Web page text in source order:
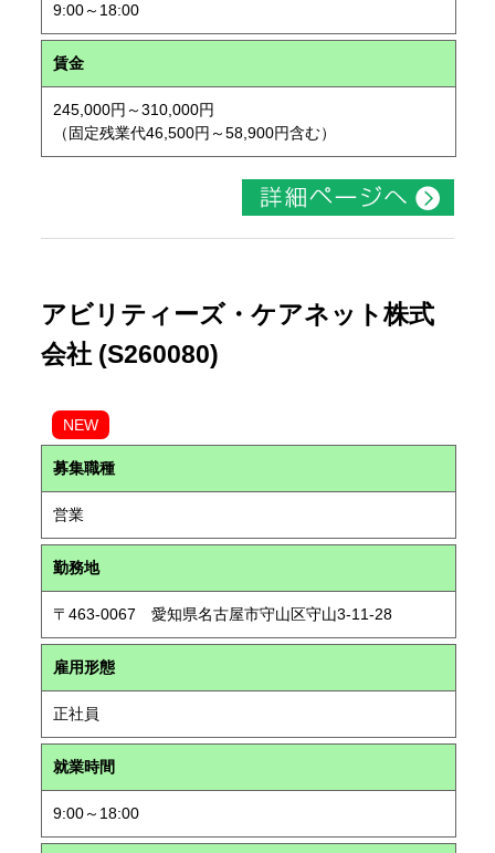
9:00～18:00
賃金
245,000円～310,000円
（固定残業代46,500円～58,900円含む）
アビリティーズ・ケアネット株式
会社 (S260080)
NEW
募集職種
営業
勤務地
〒463-0067 愛知県名古屋市守山区守山3-11-28
雇用形態
正社員
就業時間
9:00～18:00